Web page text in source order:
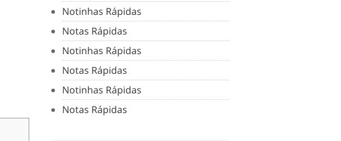
Notinhas Rápidas
Notas Rápidas
Notinhas Rápidas
Notas Rápidas
Notinhas Rápidas
Notas Rápidas